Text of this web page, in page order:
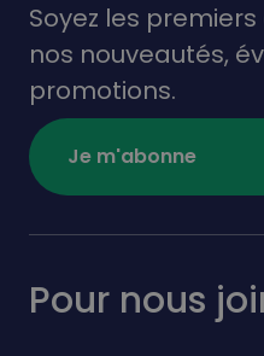
Soyez les
nos nouveautés,
promotions.
Je m'abonne
Pour nous